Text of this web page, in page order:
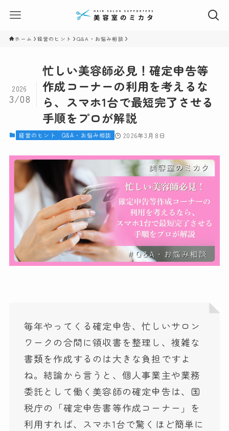
ホーム 経営のヒント Q&A・お悩み相談
忙しい美容師必見！確定申告等
作成コーナーの利用を考えるな
ら、スマホ1台で最短完了させる
手順をプロが解説
2026
3/08
経営のヒント Q&A・お悩み相談 2026年3月8日
毎年やってくる確定申告、忙しいサロン
ワークの合間に領収書を整理し、複雑な
書類を作成するのは大きな負担ですよ
ね。結論から言うと、個人事業主や業務
委託として働く美容師の確定申告は、国
税庁の「確定申告書等作成コーナー」を
利用すれば、スマホ1台で驚くほど簡単に